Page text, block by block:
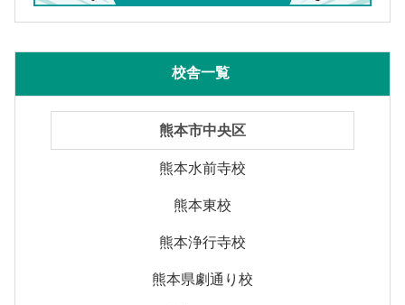
校舎一覧
熊本市中央区
熊本水前寺校
熊本東校
熊本浄行寺校
熊本県劇通り校